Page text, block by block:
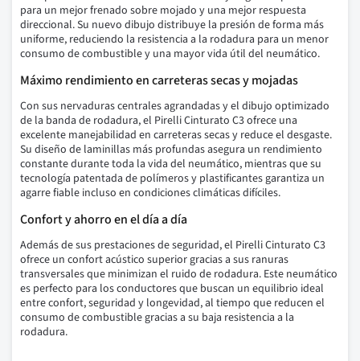
para un mejor frenado sobre mojado y una mejor respuesta
direccional. Su nuevo dibujo distribuye la presión de forma más
uniforme, reduciendo la resistencia a la rodadura para un menor
consumo de combustible y una mayor vida útil del neumático.
Máximo rendimiento en carreteras secas y mojadas
Con sus nervaduras centrales agrandadas y el dibujo optimizado
de la banda de rodadura, el Pirelli Cinturato C3 ofrece una
excelente manejabilidad en carreteras secas y reduce el desgaste.
Su diseño de laminillas más profundas asegura un rendimiento
constante durante toda la vida del neumático, mientras que su
tecnología patentada de polímeros y plastificantes garantiza un
agarre fiable incluso en condiciones climáticas difíciles.
Confort y ahorro en el día a día
Además de sus prestaciones de seguridad, el Pirelli Cinturato C3
ofrece un confort acústico superior gracias a sus ranuras
transversales que minimizan el ruido de rodadura. Este neumático
es perfecto para los conductores que buscan un equilibrio ideal
entre confort, seguridad y longevidad, al tiempo que reducen el
consumo de combustible gracias a su baja resistencia a la
rodadura.